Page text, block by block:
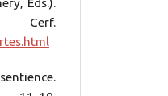
Eds.).